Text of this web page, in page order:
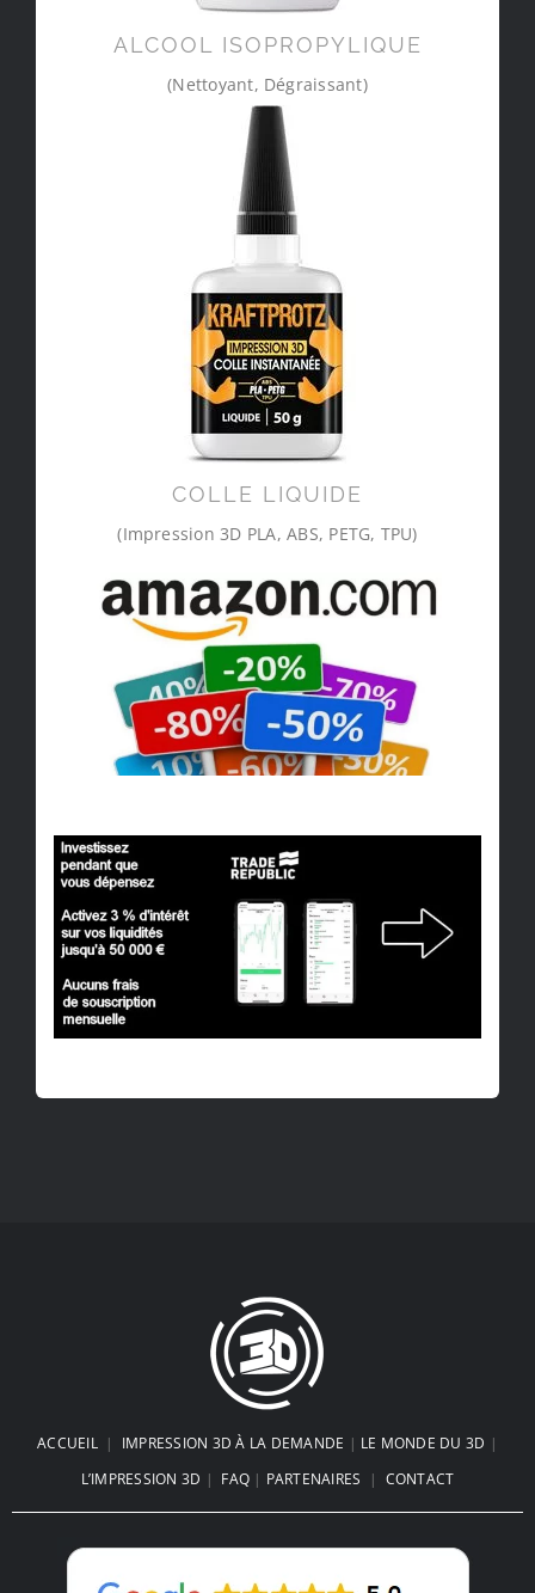
ALCOOL ISOPROPYLIQUE
(Nettoyant, Dégraissant)
COLLE LIQUIDE
(Impression 3D PLA, ABS, PETG, TPU)
ACCUEIL| IMPRESSION 3D À LA DEMANDE | LE MONDE DU 3D |
L’IMPRESSION 3D | FAQ | PARTENAIRES | CONTACT